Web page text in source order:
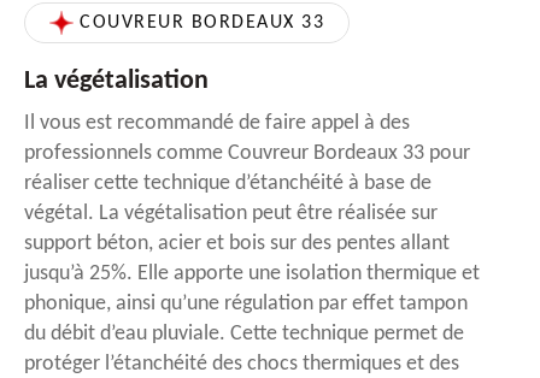
COUVREUR BORDEAUX 33
La végétalisation
Il vous est recommandé de faire appel à des
professionnels comme Couvreur Bordeaux 33 pour
réaliser cette technique d’étanchéité à base de
végétal. La végétalisation peut être réalisée sur
support béton, acier et bois sur des pentes allant
jusqu’à 25%. Elle apporte une isolation thermique et
phonique, ainsi qu’une régulation par effet tampon
du débit d’eau pluviale. Cette technique permet de
protéger l’étanchéité des chocs thermiques et des